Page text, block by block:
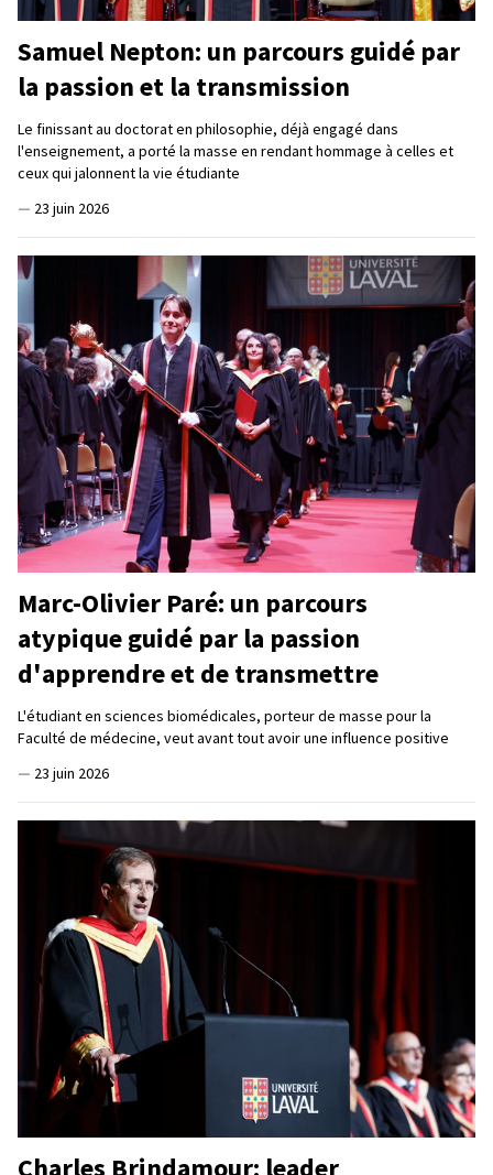
Samuel Nepton: un parcours guidé par
la passion et la transmission
Le finissant au doctorat en philosophie, déjà engagé dans
l'enseignement, a porté la masse en rendant hommage à celles et
ceux qui jalonnent la vie étudiante
— 23 juin 2026
Marc-Olivier Paré: un parcours
atypique guidé par la passion
d'apprendre et de transmettre
L'étudiant en sciences biomédicales, porteur de masse pour la
Faculté de médecine, veut avant tout avoir une influence positive
— 23 juin 2026
Charles Brindamour: leader